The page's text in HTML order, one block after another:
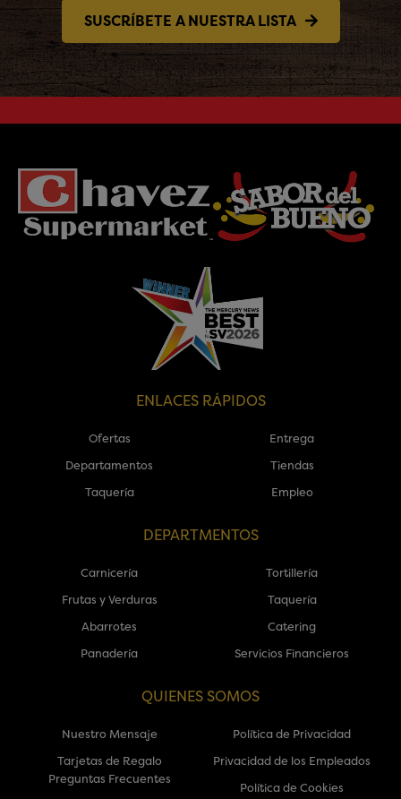
SUSCRÍBETE A NUESTRA LISTA
ENLACES RÁPIDOS
Ofertas
Departamentos
Taquería
Entrega
Tiendas
Empleo
DEPARTMENTOS
Carnicería
Frutas y Verduras
Abarrotes
Panadería
Tortillería
Taquería
Catering
Servicios Financieros
QUIENES SOMOS
Nuestro Mensaje
Tarjetas de Regalo
Preguntas Frecuentes
Política de Privacidad
Privacidad de los Empleados
Política de Cookies